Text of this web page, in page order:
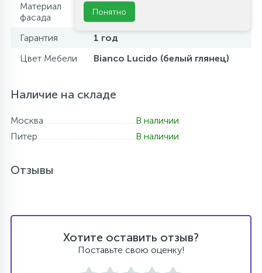
Материал
фасада
МДФ
Гарантия
1 год
Цвет Мебели
Bianco Lucido (белый глянец)
Наличие на складе
Москва
В наличии
Питер
В наличии
Отзывы
Хотите оставить отзыв?
Поставьте свою оценку!
Понятно